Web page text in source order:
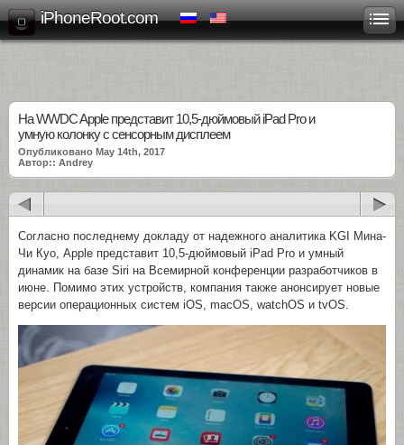
iPhoneRoot.com
На WWDC Apple представит 10,5-дюймовый iPad Pro и
умную колонку с сенсорным дисплеем
Опубликовано May 14th, 2017
Автор:: Andrey
Согласно последнему докладу от надежного аналитика KGI Мина-
Чи Куо, Apple представит 10,5-дюймовый iPad Pro и умный
динамик на базе Siri на Всемирной конференции разработчиков в
июне. Помимо этих устройств, компания также анонсирует новые
версии операционных систем iOS, macOS, watchOS и tvOS.